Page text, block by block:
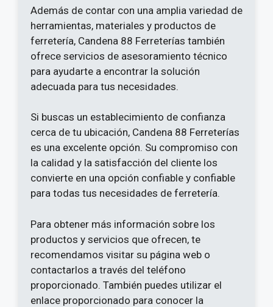
Además de contar con una amplia variedad de
herramientas, materiales y productos de
ferretería, Candena 88 Ferreterías también
ofrece servicios de asesoramiento técnico
para ayudarte a encontrar la solución
adecuada para tus necesidades.
Si buscas un establecimiento de confianza
cerca de tu ubicación, Candena 88 Ferreterías
es una excelente opción. Su compromiso con
la calidad y la satisfacción del cliente los
convierte en una opción confiable y confiable
para todas tus necesidades de ferretería.
Para obtener más información sobre los
productos y servicios que ofrecen, te
recomendamos visitar su página web o
contactarlos a través del teléfono
proporcionado. También puedes utilizar el
enlace proporcionado para conocer la